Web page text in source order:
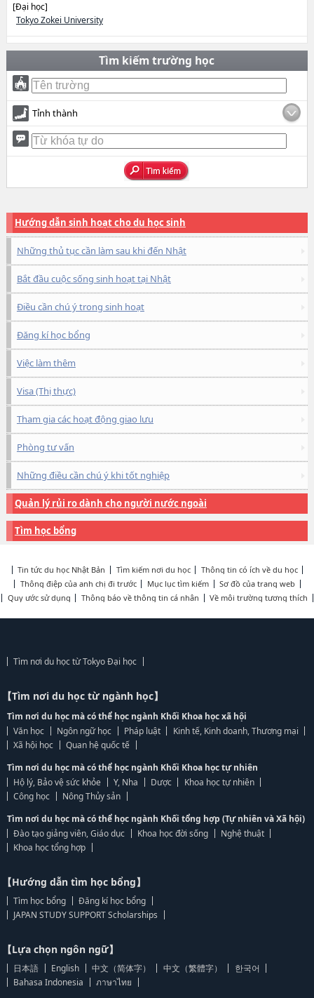
[Đại học]
Tokyo Zokei University
Tìm kiếm trường học
Tỉnh thành
Hướng dẫn sinh hoạt cho du học sinh
Những thủ tục cần làm sau khi đến Nhật
Bắt đầu cuộc sống sinh hoạt tại Nhật
Điều cần chú ý trong sinh hoạt
Đăng kí học bổng
Việc làm thêm
Visa (Thị thực)
Tham gia các hoạt động giao lưu
Phòng tư vấn
Những điều cần chú ý khi tốt nghiệp
Quản lý rủi ro dành cho người nước ngoài
Tìm học bổng
Tin tức du học Nhật Bản Tìm kiếm nơi du học
Thông tin có ích về du học
Thông điệp của anh chị đi trước
Mục lục tìm kiếm
Sơ đồ của trang web
Quy ước sử dụng
Thông báo về thông tin cá nhân Về môi trường tương thích
Tìm nơi du học từ Tokyo Đại học
【Tìm nơi du học từ ngành học】
Tìm nơi du học mà có thể học ngành Khối Khoa học xã hội
Văn học
Ngôn ngữ học Pháp luật
Kinh tế, Kinh doanh, Thương mại
Xã hội học
Quan hệ quốc tế
Tìm nơi du học mà có thể học ngành Khối Khoa học tự nhiên
Hộ lý, Bảo vệ sức khỏe
Y, Nha Dược
Khoa học tự nhiên
Công học
Nông Thủy sản
Tìm nơi du học mà có thể học ngành Khối tổng hợp (Tự nhiên và Xã hội)
Đào tạo giảng viên, Giáo dục
Khoa học đời sống
Nghệ thuật
Khoa học tổng hợp
【Hướng dẫn tìm học bổng】
Tìm học bổng
Đăng kí học bổng
JAPAN STUDY SUPPORT Scholarships
【Lựa chọn ngôn ngữ】
日本語 English 中文（简体字） 中文（繁體字）
한국어
Bahasa Indonesia
ภาษาไทย